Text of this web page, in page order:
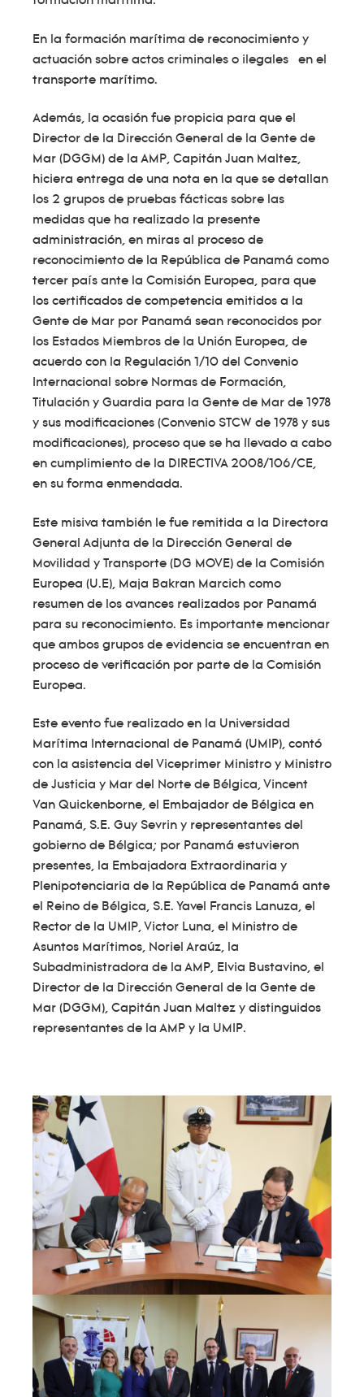
En la formación marítima de reconocimiento y
actuación sobre actos criminales o ilegales en el
transporte marítimo.
Además, la ocasión fue propicia para que el
Director de la Dirección General de la Gente de
Mar (DGGM) de la AMP, Capitán Juan Maltez,
hiciera entrega de una nota en la que se detallan
los 2 grupos de pruebas fácticas sobre las
medidas que ha realizado la presente
administración, en miras al proceso de
reconocimiento de la República de Panamá como
tercer país ante la Comisión Europea, para que
los certificados de competencia emitidos a la
Gente de Mar por Panamá sean reconocidos por
los Estados Miembros de la Unión Europea, de
acuerdo con la Regulación 1/10 del Convenio
Internacional sobre Normas de Formación,
Titulación y Guardia para la Gente de Mar de 1978
y sus modificaciones (Convenio STCW de 1978 y sus
modificaciones), proceso que se ha llevado a cabo
en cumplimiento de la DIRECTIVA 2008/106/CE,
en su forma enmendada.
Este misiva también le fue remitida a la Directora
General Adjunta de la Dirección General de
Movilidad y Transporte (DG MOVE) de la Comisión
Europea (U.E), Maja Bakran Marcich como
resumen de los avances realizados por Panamá
para su reconocimiento. Es importante mencionar
que ambos grupos de evidencia se encuentran en
proceso de verificación por parte de la Comisión
Europea.
Este evento fue realizado en la Universidad
Marítima Internacional de Panamá (UMIP), contó
con la asistencia del Viceprimer Ministro y Ministro
de Justicia y Mar del Norte de Bélgica, Vincent
Van Quickenborne, el Embajador de Bélgica en
Panamá, S.E. Guy Sevrin y representantes del
gobierno de Bélgica; por Panamá estuvieron
presentes, la Embajadora Extraordinaria y
Plenipotenciaria de la República de Panamá ante
el Reino de Bélgica, S.E. Yavel Francis Lanuza, el
Rector de la UMIP, Victor Luna, el Ministro de
Asuntos Marítimos, Noriel Araúz, la
Subadministradora de la AMP, Elvia Bustavino, el
Director de la Dirección General de la Gente de
Mar (DGGM), Capitán Juan Maltez y distinguidos
representantes de la AMP y la UMIP.